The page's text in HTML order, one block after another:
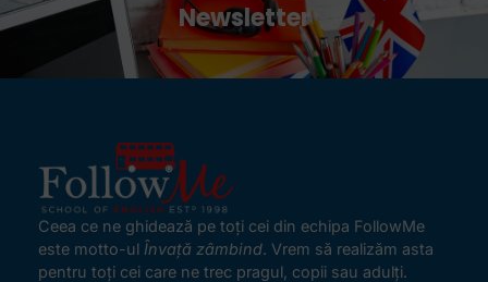
Newsletter
Ceea ce ne ghidează pe toţi cei din echipa FollowMe
este motto-ul Învaţă zâmbind. Vrem să realizăm asta
pentru toţi cei care ne trec pragul, copii sau adulţi.